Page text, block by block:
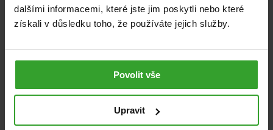
dalšími informacemi, které jste jim poskytli nebo které
získali v důsledku toho, že používáte jejich služby.
Povolit vše
Upravit